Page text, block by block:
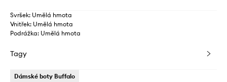
Svršek: Umělá hmota
Vnitřek: Umělá hmota
Podrážka: Umělá hmota
Tagy
Dámské boty Buffalo